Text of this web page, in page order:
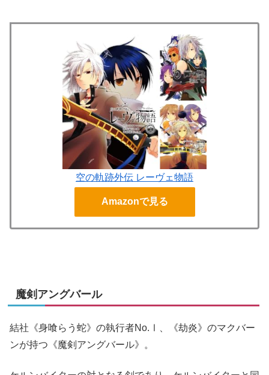
空の軌跡外伝 レーヴェ物語
Amazonで見る
魔剣アングバール
結社《身喰らう蛇》の執行者No.Ⅰ、《劫炎》のマクバー
ンが持つ《魔剣アングバール》。